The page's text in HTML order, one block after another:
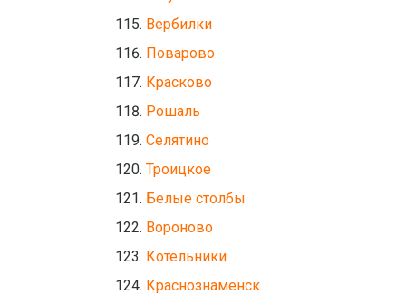
Вербилки
Поварово
Красково
Рошаль
Селятино
Троицкое
Белые столбы
Вороново
Котельники
Краснознаменск